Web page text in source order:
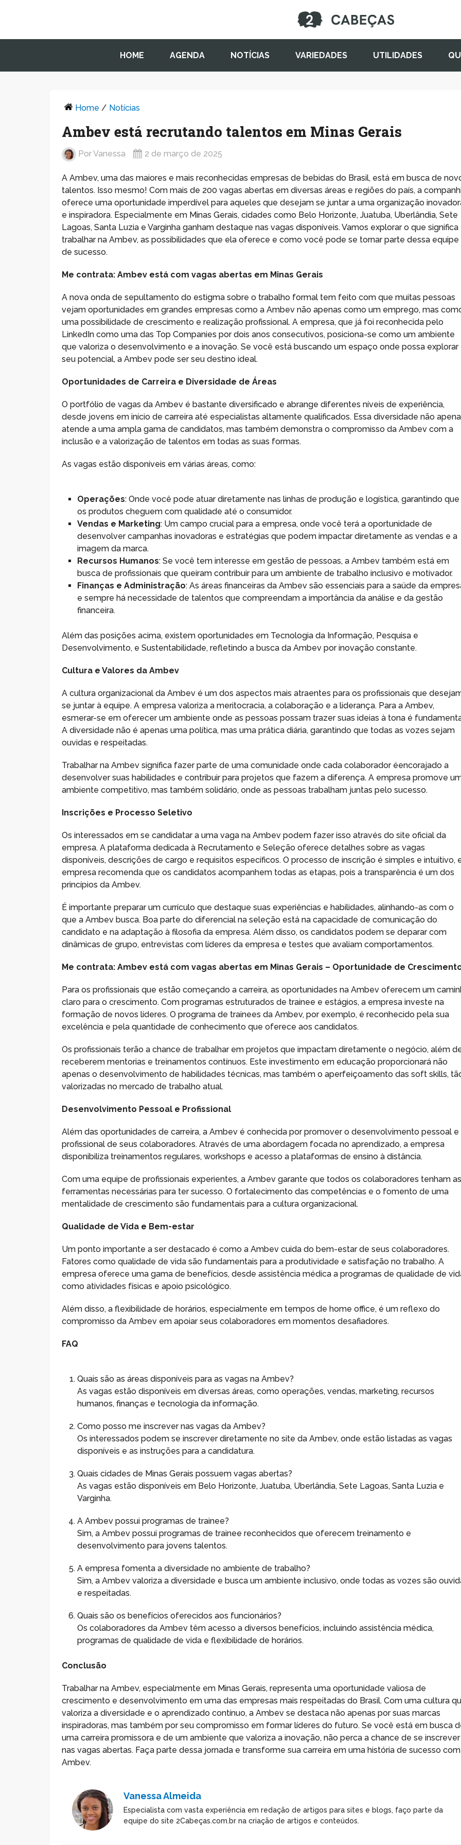
HOME AGENDA NOTÍCIAS VARIEDADES UTILIDADES
Home / Notícias
Ambev está recrutando talentos em Minas Gerais
PorVanessa 2 de março de 2025
A Ambev, uma das maiores e mais reconhecidas empresas de bebidas do Brasil, está em busca de
talentos. Isso mesmo! Com mais de 200 vagas abertas em diversas áreas e regiões do país, a
oferece uma oportunidade imperdível para aqueles que desejam se juntar a uma organização
e inspiradora. Especialmente em Minas Gerais, cidades como Belo Horizonte, Juatuba, Uberlândia, Sete
Lagoas, Santa Luzia e Varginha ganham destaque nas vagas disponíveis. Vamos explorar o que significa
trabalhar na Ambev, as possibilidades que ela oferece e como você pode se tornar parte dessa equipe
de sucesso.
Me contrata: Ambev está com vagas abertas em Minas Gerais
A nova onda de sepultamento do estigma sobre o trabalho formal tem feito com que muitas pessoas
vejam oportunidades em grandes empresas como a Ambev não apenas como um emprego, mas
uma possibilidade de crescimento e realização profissional. A empresa, que já foi reconhecida pelo
LinkedIn como uma das Top Companies por dois anos consecutivos, posiciona-se como um ambiente
que valoriza o desenvolvimento e a inovação. Se você está buscando um espaço onde possa explorar
seu potencial, a Ambev pode ser seu destino ideal.
Oportunidades de Carreira e Diversidade de Áreas
O portfólio de vagas da Ambev é bastante diversificado e abrange diferentes níveis de experiência,
desde jovens em início de carreira até especialistas altamente qualificados. Essa diversidade não
atende a uma ampla gama de candidatos, mas também demonstra o compromisso da Ambev com a
inclusão e a valorização de talentos em todas as suas formas.
As vagas estão disponíveis em várias áreas, como:
Operações: Onde você pode atuar diretamente nas linhas de produção e logística, garantindo que
os produtos cheguem com qualidade até o consumidor.
Vendas e Marketing: Um campo crucial para a empresa, onde você terá a oportunidade de
desenvolver campanhas inovadoras e estratégias que podem impactar diretamente as vendas e a
imagem da marca.
Recursos Humanos: Se você tem interesse em gestão de pessoas, a Ambev também está em
busca de profissionais que queiram contribuir para um ambiente de trabalho inclusivo e motivador.
Finanças e Administração: As áreas financeiras da Ambev são essenciais para a saúde da
e sempre há necessidade de talentos que compreendam a importância da análise e da gestão
financeira.
Além das posições acima, existem oportunidades em Tecnologia da Informação, Pesquisa e
Desenvolvimento, e Sustentabilidade, refletindo a busca da Ambev por inovação constante.
Cultura e Valores da Ambev
A cultura organizacional da Ambev é um dos aspectos mais atraentes para os profissionais que
se juntar à equipe. A empresa valoriza a meritocracia, a colaboração e a liderança. Para a Ambev,
esmerar-se em oferecer um ambiente onde as pessoas possam trazer suas ideias à tona é
A diversidade não é apenas uma política, mas uma prática diária, garantindo que todas as vozes sejam
ouvidas e respeitadas.
Trabalhar na Ambev significa fazer parte de uma comunidade onde cada colaborador éencorajado a
desenvolver suas habilidades e contribuir para projetos que fazem a diferença. A empresa promove
ambiente competitivo, mas também solidário, onde as pessoas trabalham juntas pelo sucesso.
Inscrições e Processo Seletivo
Os interessados em se candidatar a uma vaga na Ambev podem fazer isso através do site oficial da
empresa. A plataforma dedicada à Recrutamento e Seleção oferece detalhes sobre as vagas
disponíveis, descrições de cargo e requisitos específicos. O processo de inscrição é simples e intuitivo,
empresa recomenda que os candidatos acompanhem todas as etapas, pois a transparência é um dos
princípios da Ambev.
É importante preparar um currículo que destaque suas experiências e habilidades, alinhando-as com o
que a Ambev busca. Boa parte do diferencial na seleção está na capacidade de comunicação do
candidato e na adaptação à filosofia da empresa. Além disso, os candidatos podem se deparar com
dinâmicas de grupo, entrevistas com líderes da empresa e testes que avaliam comportamentos.
Me contrata: Ambev está com vagas abertas em Minas Gerais – Oportunidade de
Para os profissionais que estão começando a carreira, as oportunidades na Ambev oferecem um
claro para o crescimento. Com programas estruturados de trainee e estágios, a empresa investe na
formação de novos líderes. O programa de trainees da Ambev, por exemplo, é reconhecido pela sua
excelência e pela quantidade de conhecimento que oferece aos candidatos.
Os profissionais terão a chance de trabalhar em projetos que impactam diretamente o negócio, além
receberem mentorias e treinamentos contínuos. Este investimento em educação proporcionará não
apenas o desenvolvimento de habilidades técnicas, mas também o aperfeiçoamento das soft skills,
valorizadas no mercado de trabalho atual.
Desenvolvimento Pessoal e Profissional
Além das oportunidades de carreira, a Ambev é conhecida por promover o desenvolvimento pessoal e
profissional de seus colaboradores. Através de uma abordagem focada no aprendizado, a empresa
disponibiliza treinamentos regulares, workshops e acesso a plataformas de ensino à distância.
Com uma equipe de profissionais experientes, a Ambev garante que todos os colaboradores tenham
ferramentas necessárias para ter sucesso. O fortalecimento das competências e o fomento de uma
mentalidade de crescimento são fundamentais para a cultura organizacional.
Qualidade de Vida e Bem-estar
Um ponto importante a ser destacado é como a Ambev cuida do bem-estar de seus colaboradores.
Fatores como qualidade de vida são fundamentais para a produtividade e satisfação no trabalho. A
empresa oferece uma gama de benefícios, desde assistência médica a programas de qualidade de
como atividades físicas e apoio psicológico.
Além disso, a flexibilidade de horários, especialmente em tempos de home office, é um reflexo do
compromisso da Ambev em apoiar seus colaboradores em momentos desafiadores.
FAQ
Quais são as áreas disponíveis para as vagas na Ambev?
As vagas estão disponíveis em diversas áreas, como operações, vendas, marketing, recursos
humanos, finanças e tecnologia da informação.
Como posso me inscrever nas vagas da Ambev?
Os interessados podem se inscrever diretamente no site da Ambev, onde estão listadas as vagas
disponíveis e as instruções para a candidatura.
Quais cidades de Minas Gerais possuem vagas abertas?
As vagas estão disponíveis em Belo Horizonte, Juatuba, Uberlândia, Sete Lagoas, Santa Luzia e
Varginha.
A Ambev possui programas de trainee?
Sim, a Ambev possui programas de trainee reconhecidos que oferecem treinamento e
desenvolvimento para jovens talentos.
A empresa fomenta a diversidade no ambiente de trabalho?
Sim, a Ambev valoriza a diversidade e busca um ambiente inclusivo, onde todas as vozes são
e respeitadas.
Quais são os benefícios oferecidos aos funcionários?
Os colaboradores da Ambev têm acesso a diversos benefícios, incluindo assistência médica,
programas de qualidade de vida e flexibilidade de horários.
Conclusão
Trabalhar na Ambev, especialmente em Minas Gerais, representa uma oportunidade valiosa de
crescimento e desenvolvimento em uma das empresas mais respeitadas do Brasil. Com uma cultura
valoriza a diversidade e o aprendizado contínuo, a Ambev se destaca não apenas por suas marcas
inspiradoras, mas também por seu compromisso em formar líderes do futuro. Se você está em busca
uma carreira promissora e de um ambiente que valoriza a inovação, não perca a chance de se inscrever
nas vagas abertas. Faça parte dessa jornada e transforme sua carreira em uma história de sucesso
Ambev.
Vanessa Almeida
Especialista com vasta experiência em redação de artigos para sites e blogs, faço parte da
equipe do site 2Cabeças.com.br na criação de artigos e conteúdos.